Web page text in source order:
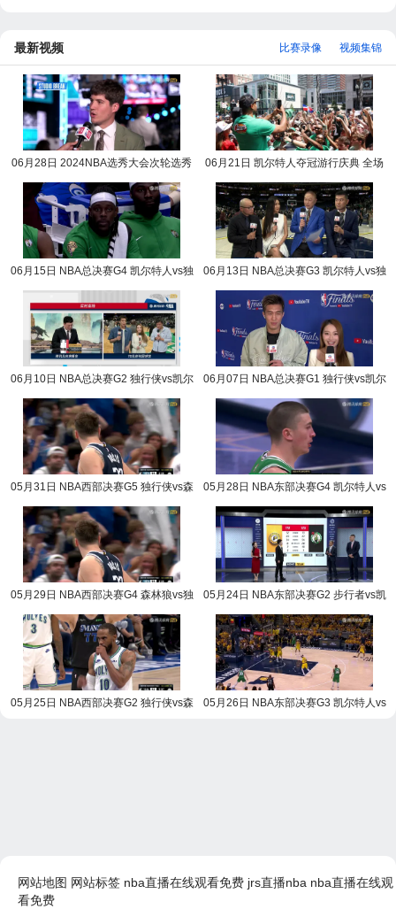
最新视频 视频集锦
比赛录像
06月28日 2024NBA选秀大会次轮选秀
06月21日 凯尔特人夺冠游行庆典 全场
06月15日 NBA总决赛G4 凯尔特人vs独
06月13日 NBA总决赛G3 凯尔特人vs独
06月10日 NBA总决赛G2 独行侠vs凯尔
06月07日 NBA总决赛G1 独行侠vs凯尔
05月31日 NBA西部决赛G5 独行侠vs森
05月28日 NBA东部决赛G4 凯尔特人vs
05月29日 NBA西部决赛G4 森林狼vs独
05月24日 NBA东部决赛G2 步行者vs凯
05月25日 NBA西部决赛G2 独行侠vs森
05月26日 NBA东部决赛G3 凯尔特人vs
网站地图 网站标签 nba直播在线观看免费 jrs直播nba nba直播在线观
看免费